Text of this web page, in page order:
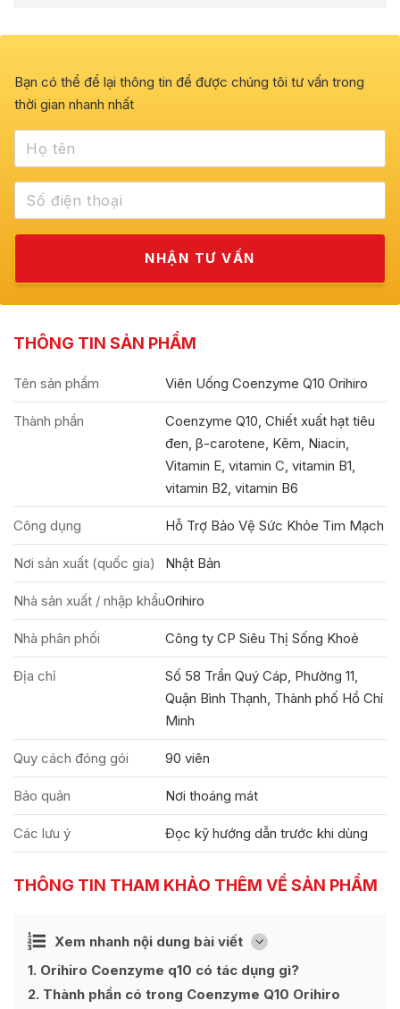
Bạn có thể để lại thông tin để được chúng tôi tư vấn trong
thời gian nhanh nhất
THÔNG TIN SẢN PHẨM
Tên sản phẩm Viên Uống Coenzyme Q10 Orihiro
Thành phần
Coenzyme Q10, Chiết xuất hạt tiêu
đen, β-carotene, Kẽm, Niacin,
Vitamin E, vitamin C, vitamin B1,
vitamin B2, vitamin B6
Công dụng Hỗ Trợ Bảo Vệ Sức Khỏe Tim Mạch
Nơi sản xuất (quốc gia) Nhật Bản
Nhà sản xuất / nhập khẩuOrihiro
Nhà phân phối Công ty CP Siêu Thị Sống Khoẻ
Địa chỉ
Số 58 Trần Quý Cáp, Phường 11,
Quận Bình Thạnh, Thành phố Hồ Chí
Minh
Quy cách đóng gói 90 viên
Bảo quản Nơi thoáng mát
Các lưu ý Đọc kỹ hướng dẫn trước khi dùng
THÔNG TIN THAM KHẢO THÊM VỀ SẢN PHẨM
Xem nhanh nội dung bài viết [
Ẩn
1 Orihiro Coenzyme q10 có tác dụng gì?
2 Thành phần có trong Coenzyme Q10 Orihiro